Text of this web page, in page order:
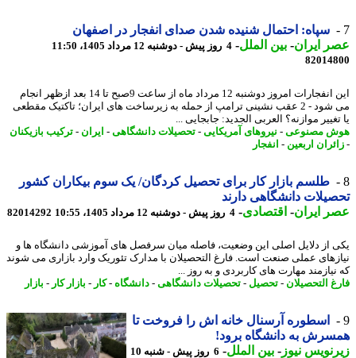
سپاه: احتمال شنیده شدن صدای انفجار در اصفهان
ایران- بین الملل-4 روز پیش - دوشنبه 12 مرداد 1405، 11:50
این انفجارات امروز دوشنبه 12 مرداد ماه از ساعت 9صبح تا 14 بعد ازظهر انجام
می شود - 2 عقب نشینی ترامپ از حمله به زیرساخت های ایران؛ تاکتیک مقطعی
موازنه؟ العربی الجدید: جابجایی ...
مصنوعی-نیروهای آمریکایی-تحصیلات دانشگاهی-ایران -
ترکیب بازیکنان
اربعین -انفجار
طلسم بازار کار برای تحصیل کردگان/ یک سوم بیکاران کشور
دانشگاهی دارند
ایران- اقتصادی-4 روز پیش - دوشنبه 12 مرداد 1405، 10:55 82014292
از دلایل اصلی این وضعیت، فاصله میان سرفصل های آموزشی دانشگاه ها و
عملی صنعت است. فارغ التحصیلان با مدارک تئوریک وارد بازاری می شوند
مهارت های کاربردی و به روز ...
التحصیلان-تحصیل-تحصیلات دانشگاهی-دانشگاه-کار -بازار کار-بازار
اسطوره آرسنال خانه اش را فروخت تا
به دانشگاه برود!
نیوز-بین الملل-
6 روز پیش - شنبه 10